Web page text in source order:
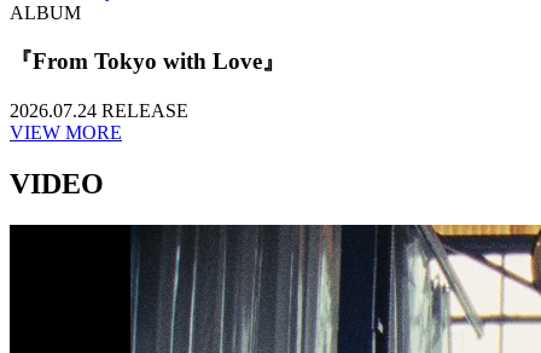
ALBUM
『From Tokyo with Love』
2026.07.24 RELEASE
VIEW MORE
VIDEO